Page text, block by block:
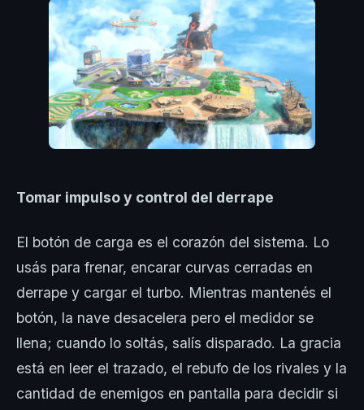
Tomar impulso y control del derrape
El botón de carga es el corazón del sistema. Lo
usás para frenar, encarar curvas cerradas en
derrape y cargar el turbo. Mientras mantenés el
botón, la nave desacelera pero el medidor se
llena; cuando lo soltás, salís disparado. La gracia
está en leer el trazado, el rebufo de los rivales y la
cantidad de enemigos en pantalla para decidir si